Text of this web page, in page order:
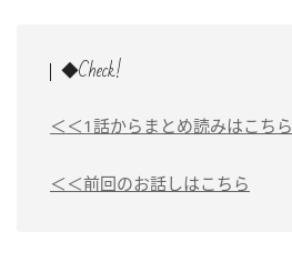
◆Check!
＜＜1話からまとめ読みはこちら
＜＜前回のお話しはこちら